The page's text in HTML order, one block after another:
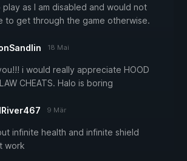
play as I am disabled and would not
to get through the game otherwise.
18 Mai
i would really appreciate HOOD
CHEATS. Halo is boring
9 Mär
infinite health and infinite shield
work